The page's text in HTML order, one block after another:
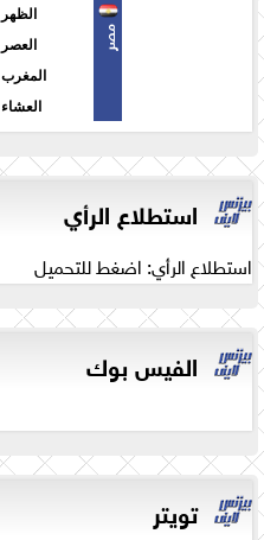
مصر
الظهر
العصر
المغرب
العشاء
استطلاع الرأي
استطلاع الرأي: اضغط للتحميل
الفيس بوك
تويتر